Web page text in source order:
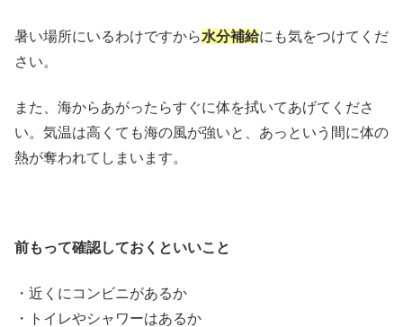
暑い場所にいるわけですから水分補給にも気をつけてくだ
さい。
また、海からあがったらすぐに体を拭いてあげてくださ
い。気温は高くても海の風が強いと、あっという間に体の
熱が奪われてしまいます。
前もって確認しておくといいこと
・近くにコンビニがあるか
・トイレやシャワーはあるか